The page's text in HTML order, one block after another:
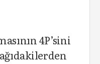
4P’sini